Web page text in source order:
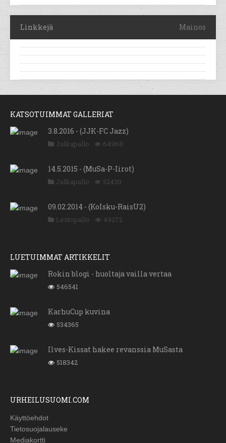
Linkkejä Mainos
KATSOTUIMMAT GALLERIAT
3.8.2016 - (JJK-FC Jazz)
Jalkapallo 64968
14.5.2015 - (MuSa-P-Iirot)
Jalkapallo 52430
09.02.2014 - (KoIsku-RaisU2)
Lentopallo 49272
LUETUIMMAT ARTIKKELIT
Rokin blogi - huoltaja vailla vertaa
546541
KarhuCup kuvina
534365
Ilves-Kissat hakee revanssia MuSasta
518342
URHEILUSUOMI.COM
Käyttöehdot
Tietosuojalauseke
Mediakortti